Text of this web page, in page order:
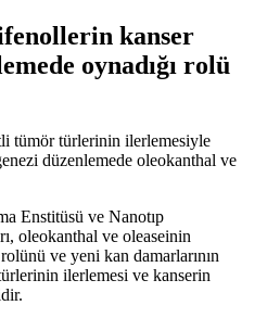
kanser
oynadığı rolü
tümör türlerinin ilerlemesiyle
düzenlemede oleokanthal ve
Enstitüsü ve Nanotıp
oleokanthal ve oleaseinin
ve yeni kan damarlarının
ilerlemesi ve kanserin